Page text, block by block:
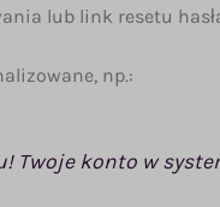
lub link resetu
np.:
Twoje konto w